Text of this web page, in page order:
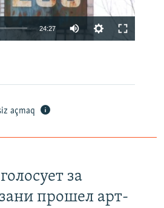
24:27
açmaq
за
прошел арт-